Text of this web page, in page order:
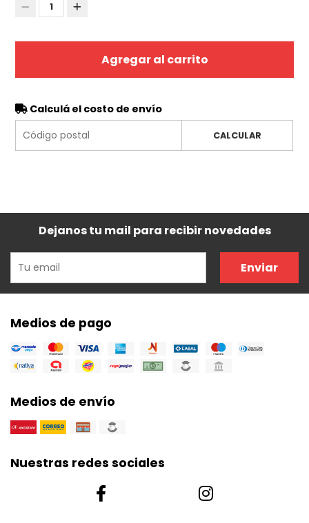
1
Agregar al carrito
Calculá el costo de envío
CALCULAR
Dejanos tu mail para recibir novedades
Enviar
Medios de pago
Medios de envío
Nuestras redes sociales